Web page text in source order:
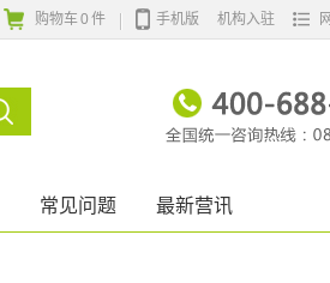
购物车0 件 手机版 机构入驻
常见问题 最新营讯